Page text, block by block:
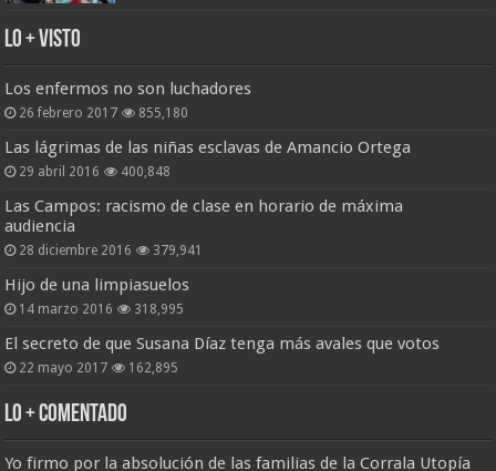
Lo + Visto
Los enfermos no son luchadores
26 febrero 2017 855,180
Las lágrimas de las niñas esclavas de Amancio Ortega
29 abril 2016 400,848
Las Campos: racismo de clase en horario de máxima
audiencia
28 diciembre 2016 379,941
Hijo de una limpiasuelos
14 marzo 2016 318,995
El secreto de que Susana Díaz tenga más avales que votos
22 mayo 2017 162,895
Lo + Comentado
Yo firmo por la absolución de las familias de la Corrala Utopía